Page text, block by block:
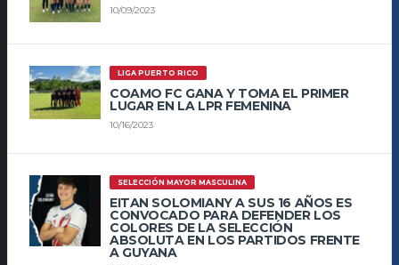
10/09/2023
LIGA PUERTO RICO
COAMO FC GANA Y TOMA EL PRIMER
LUGAR EN LA LPR FEMENINA
10/16/2023
SELECCIÓN MAYOR MASCULINA
EITAN SOLOMIANY A SUS 16 AÑOS ES
CONVOCADO PARA DEFENDER LOS
COLORES DE LA SELECCIÓN
ABSOLUTA EN LOS PARTIDOS FRENTE
A GUYANA